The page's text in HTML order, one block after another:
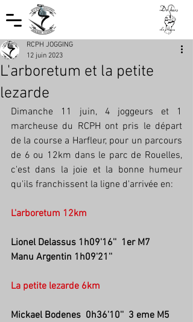
L'arboretum et la petite
lezarde
RCPH JOGGING
12 juin 2023
Dimanche 11 juin, 4 joggeurs et 1
marcheuse du RCPH ont pris le départ
de la course a Harfleur, pour un parcours
de 6 ou 12km dans le parc de Rouelles,
c'est dans la joie et la bonne humeur
qu'ils franchissent la ligne d'arrivée en:
L'arboretum 12km
Lionel Delassus 1h09'16''  1er M7
Manu Argentin 1h09'21''
La petite lezarde 6km
Mickael Bodenes  0h36'10''  3 eme M5